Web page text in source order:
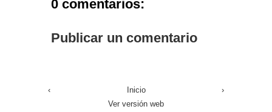
0 comentarios:
Publicar un comentario
‹ ›
Inicio
Ver versión web